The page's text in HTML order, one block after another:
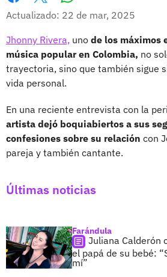
Facebook
X
Actualizado: 22 de mar, 2025
Jhonny Rivera, uno de los máximos
música popular en Colombia, no
trayectoria, sino que también sigue
vida personal.
En una reciente entrevista con la
artista dejó boquiabiertos a sus
confesiones sobre su relación con
pareja y también cantante.
Últimas noticias
Farándula
Juliana Calderón
el papá de su bebé:
mí”